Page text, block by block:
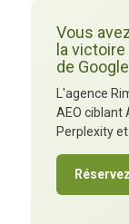
Vous
la
de
L'agence
AEO ciblant
Perplexity et